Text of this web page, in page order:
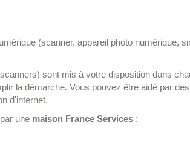
(scanner, appareil photo numérique,
sont mis à votre disposition dans
la démarche. Vous pouvez être aidé par
d'internet.
une maison France Services :